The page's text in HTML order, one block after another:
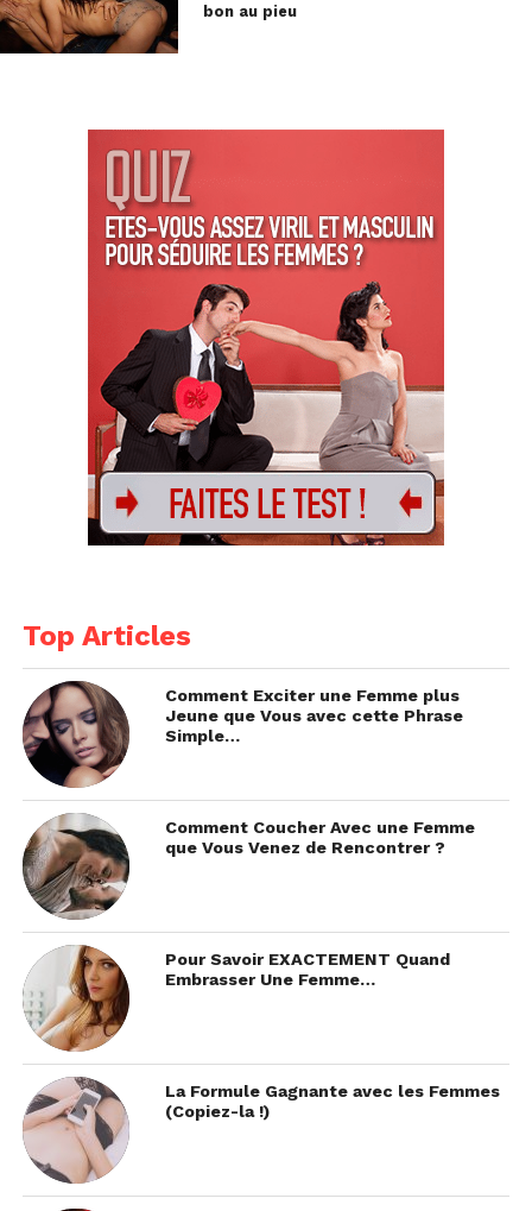
bon au pieu
Top Articles
Comment Exciter une Femme plus
Jeune que Vous avec cette Phrase
Simple…
Comment Coucher Avec une Femme
que Vous Venez de Rencontrer ?
Pour Savoir EXACTEMENT Quand
Embrasser Une Femme…
La Formule Gagnante avec les Femmes
(Copiez-la !)